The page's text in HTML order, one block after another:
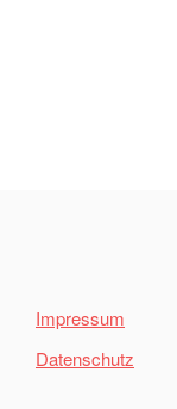
Impressum
Datenschutz